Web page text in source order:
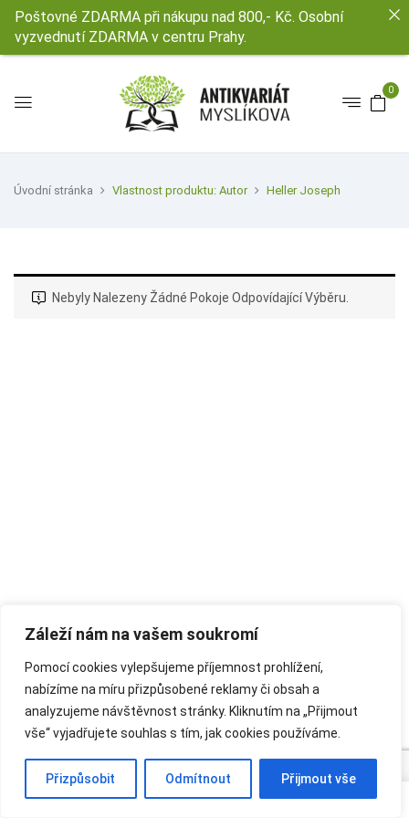
Záleží nám na vašem soukromí
Pomocí cookies vylepšujeme příjemnost prohlížení,
nabízíme na míru přizpůsobené reklamy či obsah a
analyzujeme návštěvnost stránky. Kliknutím na „Přijmout
vše“ vyjadřujete souhlas s tím, jak cookies používáme.
Přizpůsobit Odmítnout Přijmout vše
0
Úvodní stránka Vlastnost produktu: Autor Heller Joseph
Nebyly Nalezeny Žádné Pokoje Odpovídající Výběru.
Poštovné ZDARMA při nákupu nad 800,- Kč. Osobní
vyzvednutí ZDARMA v centru Prahy.